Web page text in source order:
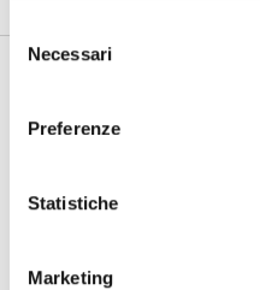
delNecessari
Preferenze
Statistiche
Marketing
8D69 - Pastello